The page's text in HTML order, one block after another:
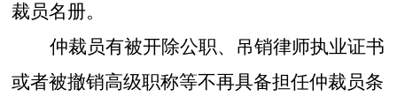
裁员名册。
仲裁员有被开除公职、吊销律师执业证书
或者被撤销高级职称等不再具备担任仲裁员条